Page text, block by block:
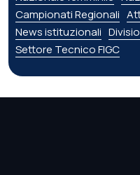
Campionati Regionali
News istituzionali
Settore Tecnico FIGC